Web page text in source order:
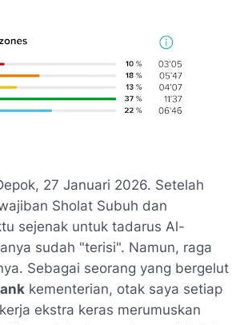
27 Januari 2026. Setelah
Sholat Subuh dan
sejenak untuk tadarus Al-
sudah "terisi". Namun, raga
Sebagai seorang yang bergelut
kementerian, otak saya setiap
ekstra keras merumuskan